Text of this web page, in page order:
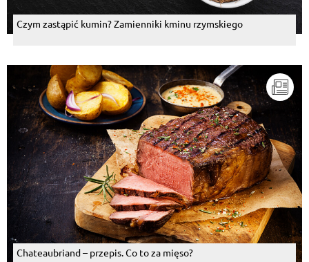
Czym zastąpić kumin? Zamienniki kminu rzymskiego
Chateaubriand – przepis. Co to za mięso?